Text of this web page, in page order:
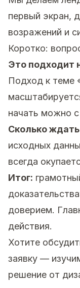
первый экран,
возражений и
Коротко:
Это подходит
Подход к теме
начать можно с
Сколько
исходных
всегда
Итог:
доверием.
действия.
Хотите
заявку —
решение от